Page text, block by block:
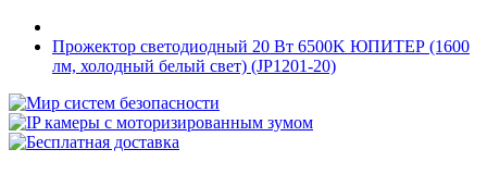
Прожектор светодиодный 20 Вт 6500K ЮПИТЕР (1600
лм, холодный белый свет) (JP1201-20)